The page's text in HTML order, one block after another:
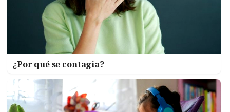
¿Por qué se contagia?